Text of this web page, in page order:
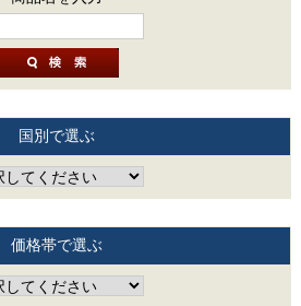
国別で選ぶ
価格帯で選ぶ